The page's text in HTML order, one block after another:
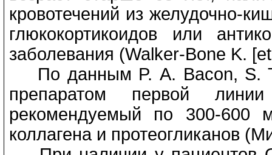
кровотечений из желудочно-
глюкокортикоидов или
заболевания (Walker-Bone K.
По данным P. А. Bacon, S.
препаратом первой
рекомендуемый по 300-600
коллагена и протеогликанов